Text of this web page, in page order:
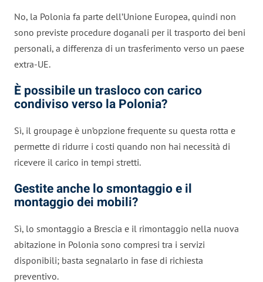
No, la Polonia fa parte dell’Unione Europea, quindi non
sono previste procedure doganali per il trasporto dei beni
personali, a differenza di un trasferimento verso un paese
extra-UE.
È possibile un trasloco con carico
condiviso verso la Polonia?
Sì, il groupage è un’opzione frequente su questa rotta e
permette di ridurre i costi quando non hai necessità di
ricevere il carico in tempi stretti.
Gestite anche lo smontaggio e il
montaggio dei mobili?
Sì, lo smontaggio a Brescia e il rimontaggio nella nuova
abitazione in Polonia sono compresi tra i servizi
disponibili; basta segnalarlo in fase di richiesta
preventivo.